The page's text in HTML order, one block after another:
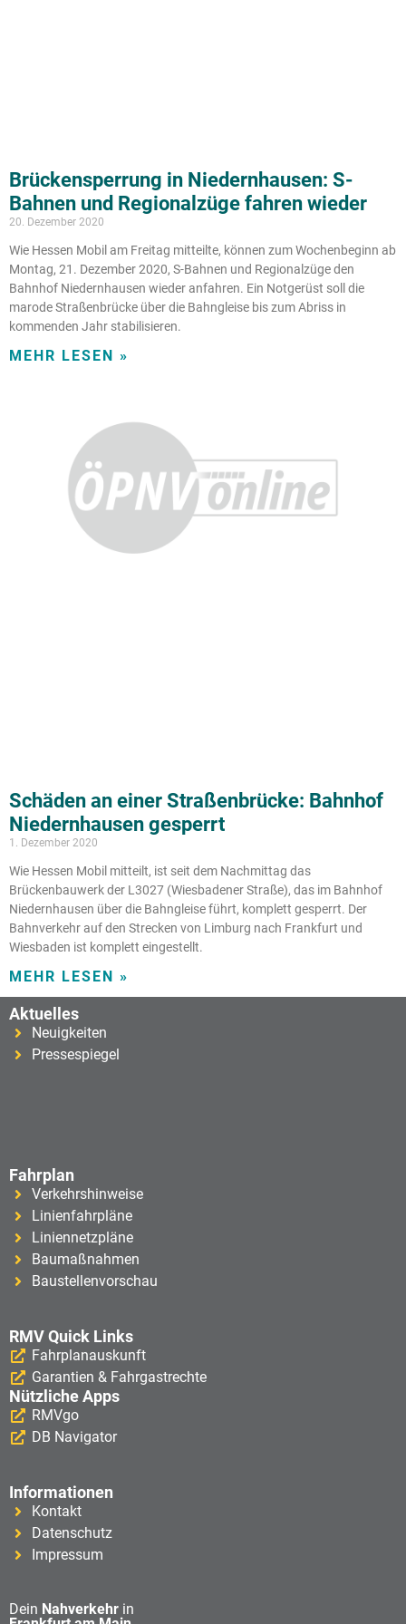
Brückensperrung in Niedernhausen: S-
Bahnen und Regionalzüge fahren wieder
20. Dezember 2020
Wie Hessen Mobil am Freitag mitteilte, können zum Wochenbeginn ab
Montag, 21. Dezember 2020, S-Bahnen und Regionalzüge den
Bahnhof Niedernhausen wieder anfahren. Ein Notgerüst soll die
marode Straßenbrücke über die Bahngleise bis zum Abriss in
kommenden Jahr stabilisieren.
MEHR LESEN »
Schäden an einer Straßenbrücke: Bahnhof
Niedernhausen gesperrt
1. Dezember 2020
Wie Hessen Mobil mitteilt, ist seit dem Nachmittag das
Brückenbauwerk der L3027 (Wiesbadener Straße), das im Bahnhof
Niedernhausen über die Bahngleise führt, komplett gesperrt. Der
Bahnverkehr auf den Strecken von Limburg nach Frankfurt und
Wiesbaden ist komplett eingestellt.
MEHR LESEN »
Aktuelles
Neuigkeiten
Pressespiegel
Fahrplan
Verkehrshinweise
Linienfahrpläne
Liniennetzpläne
Baumaßnahmen
Baustellenvorschau
RMV Quick Links
Fahrplanauskunft
Garantien & Fahrgastrechte
Nützliche Apps
RMVgo
DB Navigator
Informationen
Kontakt
Datenschutz
Impressum
Dein Nahverkehr in